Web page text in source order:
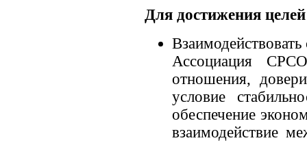
Для достижения
Взаимодействовать
Ассоциация
отношения,
условие
обеспечение
взаимодействие